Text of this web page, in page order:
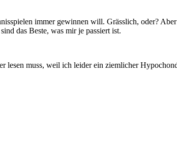
immer gewinnen will. Grässlich, oder?
das Beste, was mir je passiert ist.
lesen muss, weil ich leider ein ziemlicher